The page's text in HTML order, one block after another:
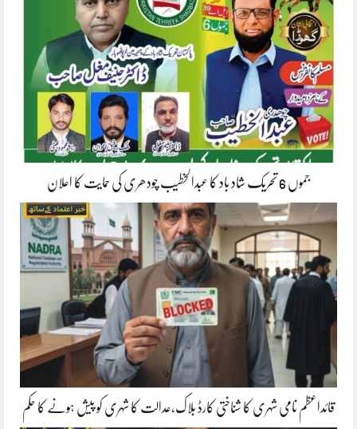
جموں 6 تحریک شاد باد کا عبدالخطیب چودھری کی حمایت کا اعلان
قائداعظم نامی شہری کا شناختی کارڈ بلاک،عدالت کا شہری کو پیش ہونے کا حکم